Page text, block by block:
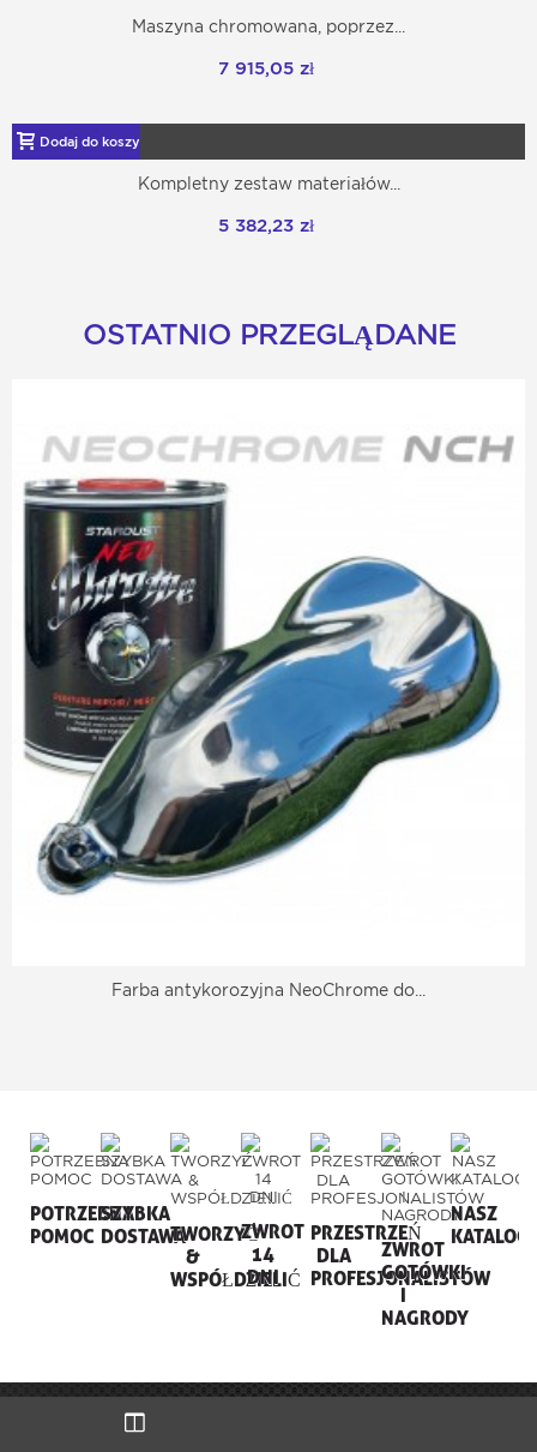
Maszyna chromowana, poprzez...
7 915,05 zł
Dodaj do koszyka
Kompletny zestaw materiałów...
5 382,23 zł
OSTATNIO PRZEGLĄDANE
Farba antykorozyjna NeoChrome do...
POTRZEBNA
POMOC
SZYBKA
DOSTAWATWORZYĆ
&
WSPÓŁDZIELIĆ
ZWROT
14
DNI
PRZESTRZEŃ
DLA
PROFESJONALISTÓW
ZWROT
GOTÓWKI
I
NAGRODY
NASZ
KATALOG